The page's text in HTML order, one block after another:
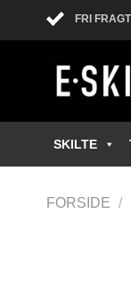
FRI FRAGT
SKILTE
FORSIDE /